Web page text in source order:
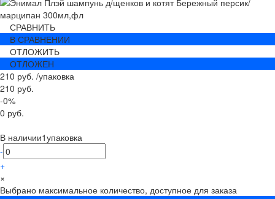
СРАВНИТЬ
В СРАВНЕНИИ
ОТЛОЖИТЬ
ОТЛОЖЕН
210 руб. /упаковка
210 руб.
-0%
0 руб.
В наличии1упаковка
-
+
×
Выбрано максимальное количество, доступное для заказа